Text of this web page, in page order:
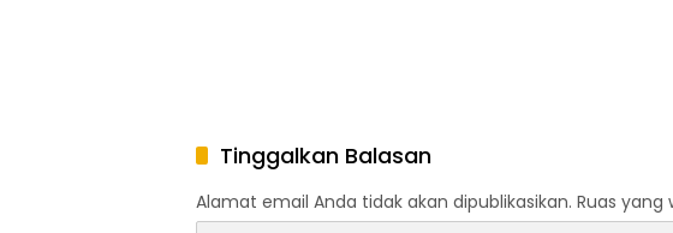
Tinggalkan Balasan
Alamat email Anda tidak akan dipublikasikan. Ruas yang